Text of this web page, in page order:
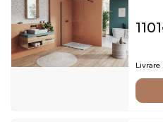
1101
Livrare